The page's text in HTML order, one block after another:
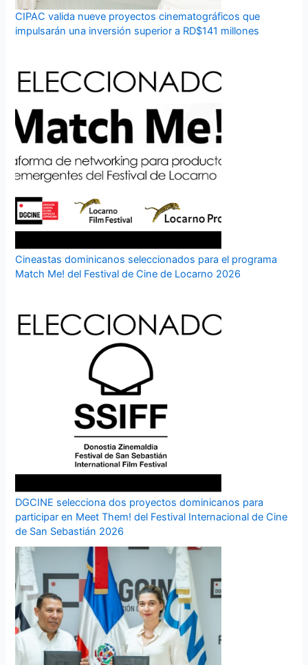
CIPAC valida nueve proyectos cinematográficos que
impulsarán una inversión superior a RD$141 millones
Cineastas dominicanos seleccionados para el programa
Match Me! del Festival de Cine de Locarno 2026
DGCINE selecciona dos proyectos dominicanos para
participar en Meet Them! del Festival Internacional de Cine
de San Sebastián 2026